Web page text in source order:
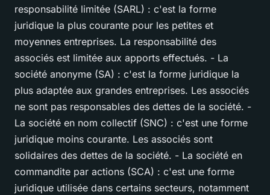
responsabilité limitée (SARL) : c'est la forme
juridique la plus courante pour les petites et
moyennes entreprises. La responsabilité des
associés est limitée aux apports effectués. - La
société anonyme (SA) : c'est la forme juridique la
plus adaptée aux grandes entreprises. Les associés
ne sont pas responsables des dettes de la société. -
La société en nom collectif (SNC) : c'est une forme
juridique moins courante. Les associés sont
solidaires des dettes de la société. - La société en
commandite par actions (SCA) : c'est une forme
juridique utilisée dans certains secteurs, notamment